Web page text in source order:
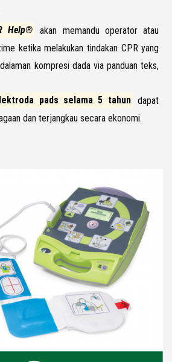
Help®
akan memandu operator atau
ketika melakukan tindakan CPR yang
kompresi dada via panduan teks,
pads selama 5 tahun dapat
dan terjangkau secara ekonomi.